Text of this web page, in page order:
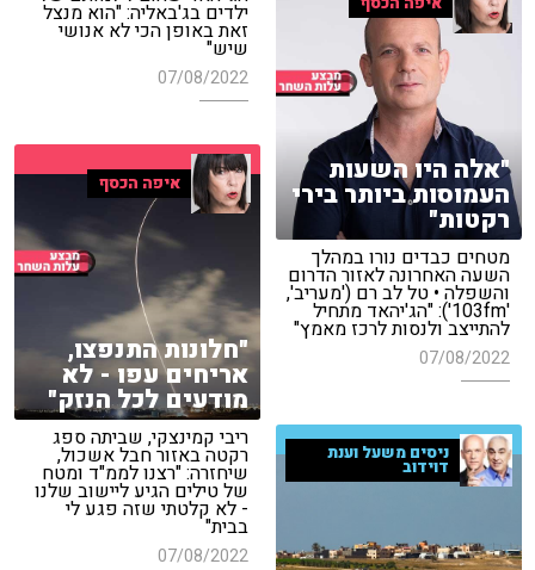
ילדים בג'באליה: "הוא מנצל
זאת באופן הכי לא אנושי
שיש"
07/08/2022
"אלה היו השעות
העמוסות ביותר בירי
רקטות"
מטחים כבדים נורו במהלך
השעה האחרונה לאזור הדרום
והשפלה • טל לב רם ('מעריב',
'103fm'): "הג'יהאד מתחיל
להתייצב ולנסות לרכז מאמץ"
07/08/2022
איפה הכסף
"חלונות התנפצו,
אריחים עפו - לא
מודעים לכל הנזק"
ריבי קמינצקי, שביתה ספג
רקטה באזור חבל אשכול,
שיחזרה: "רצנו לממ"ד ומטח
של טילים הגיע ליישוב שלנו
- לא קלטתי שזה פגע לי
בבית"
07/08/2022
ניסים משעל וענת
דוידוב